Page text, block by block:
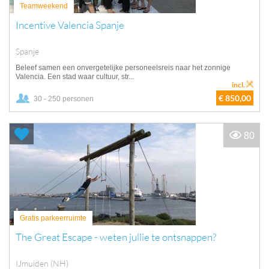
Teamweekend
Incentive Valencia Spanje
Spanje
Beleef samen een onvergetelijke personeelsreis naar het zonnige
Valencia. Een stad waar cultuur, str...
30 - 250 personen € 850,00
incl.
Gratis parkeerruimte
The Great Escape - weten jullie te ontsnappen?
IJmuiden (NH)
80